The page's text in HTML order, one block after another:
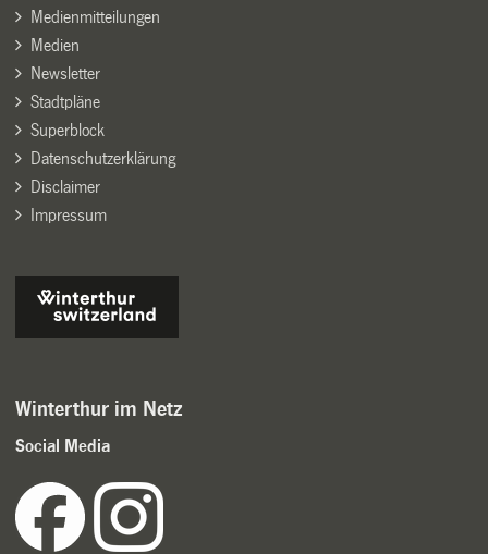
Medienmitteilungen
Medien
Newsletter
Stadtpläne
Superblock
Datenschutzerklärung
Disclaimer
Impressum
Winterthur im Netz
Social Media